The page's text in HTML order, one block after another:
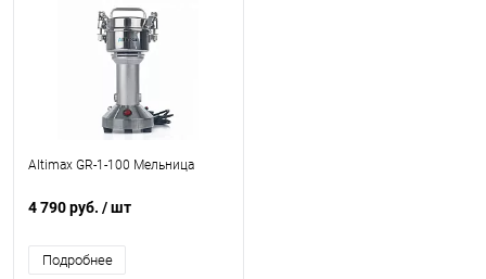
Altimax GR-1-100 Мельница
4 790 руб. / шт
Подробнее